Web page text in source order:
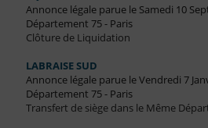
Annonce légale parue le Samedi 10
Département 75 - Paris
Clôture de Liquidation
LABRAISE SUD
Annonce légale parue le Vendredi 7
Département 75 - Paris
Transfert de siège dans le Même